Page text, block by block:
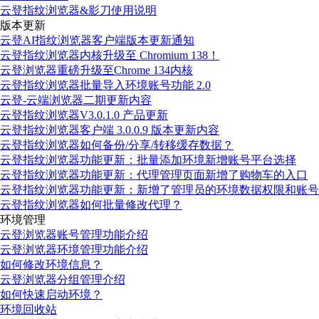
云登指纹浏览器&影刀使用说明
版本更新
云登AI指纹浏览器客户端版本更新通知
云登指纹浏览器内核升级至 Chromium 138！
云登浏览器重磅升级至Chrome 134内核
云登指纹浏览器批量导入环境账号功能 2.0
云登-云端浏览器二期更新内容
云登指纹浏览器V3.0.1.0 产品更新
云登指纹浏览器客户端 3.0.0.9 版本更新内容
云登指纹浏览器如何备份/分享/转移缓存数据？
云登指纹浏览器功能更新：批量添加环境新增账号平台选择
云登指纹浏览器功能更新：代理管理页面新增了购物车的入口
云登指纹浏览器功能更新：新增了管理员的环境数据权限和账
云登指纹浏览器如何批量修改代理？
环境管理
云登浏览器账号管理功能介绍
云登浏览器环境管理功能介绍
如何修改环境信息？
云登浏览器分组管理介绍
如何快速启动环境？
环境回收站